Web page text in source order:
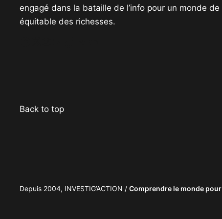
engagé dans la bataille de l’info pour un monde
équitable des richesses.
Back to top
Depuis 2004, INVESTIG’ACTION /Comprendre le monde